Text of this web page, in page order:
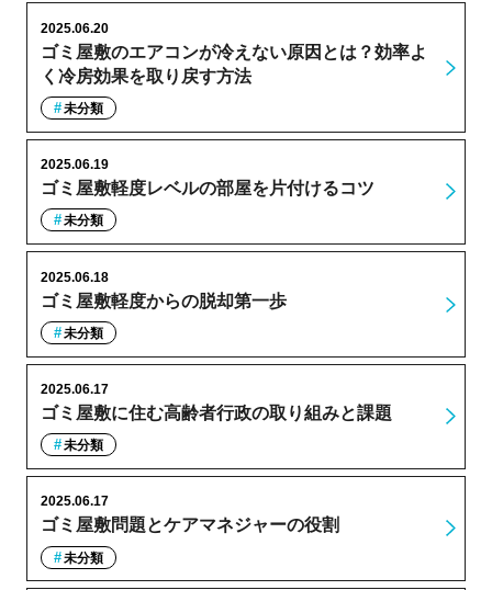
ゴミ屋敷のエアコンが冷えない原因とは？効率よ
く冷房効果を取り戻す方法
2025.06.20
未分類
ゴミ屋敷軽度レベルの部屋を片付けるコツ
2025.06.19
未分類
ゴミ屋敷軽度からの脱却第一歩
2025.06.18
未分類
ゴミ屋敷に住む高齢者行政の取り組みと課題
2025.06.17
未分類
ゴミ屋敷問題とケアマネジャーの役割
2025.06.17
未分類